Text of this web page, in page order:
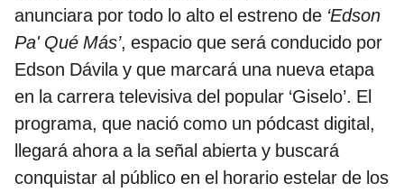
anunciara por todo lo alto el estreno de ‘Edson
Pa' Qué Más’, espacio que será conducido por
Edson Dávila y que marcará una nueva etapa
en la carrera televisiva del popular ‘Giselo’. El
programa, que nació como un pódcast digital,
llegará ahora a la señal abierta y buscará
conquistar al público en el horario estelar de los